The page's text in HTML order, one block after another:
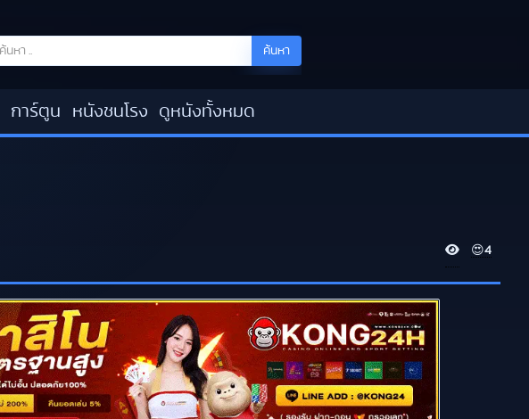
ค้นหา
การ์ตูน หนังชนโรง ดูหนังทั้งหมด
V
i
😍4